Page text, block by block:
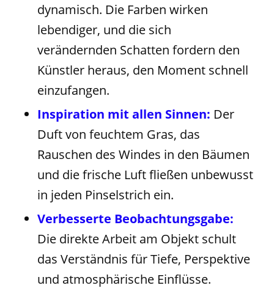
dynamisch. Die Farben wirken
lebendiger, und die sich
verändernden Schatten fordern den
Künstler heraus, den Moment schnell
einzufangen.
Inspiration mit allen Sinnen: Der
Duft von feuchtem Gras, das
Rauschen des Windes in den Bäumen
und die frische Luft fließen unbewusst
in jeden Pinselstrich ein.
Verbesserte Beobachtungsgabe:
Die direkte Arbeit am Objekt schult
das Verständnis für Tiefe, Perspektive
und atmosphärische Einflüsse.